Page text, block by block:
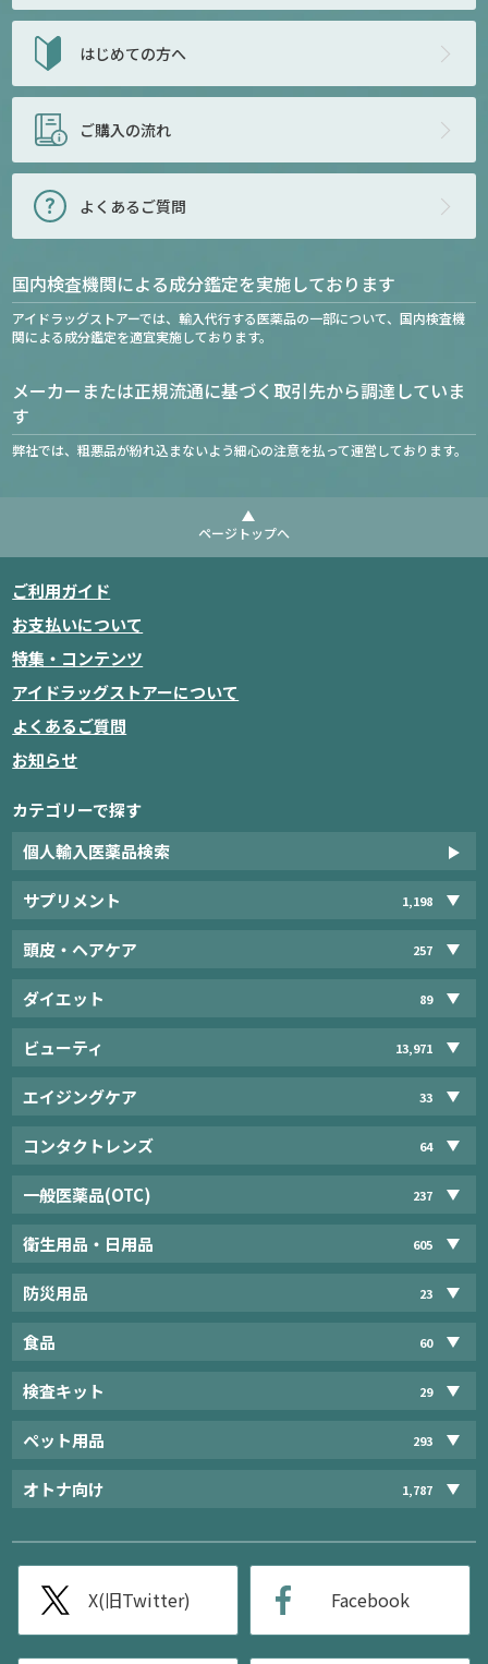
はじめての方へ
ご購入の流れ
よくあるご質問
国内検査機関による成分鑑定を実施しております
アイドラッグストアーでは、輸入代行する医薬品の一部について、国内検査機
関による成分鑑定を適宜実施しております。
メーカーまたは正規流通に基づく取引先から調達していま
す
弊社では、粗悪品が紛れ込まないよう細心の注意を払って運営しております。
ページトップへ
ご利用ガイド
お支払いについて
特集・コンテンツ
アイドラッグストアーについて
よくあるご質問
お知らせ
カテゴリーで探す
個人輸入医薬品検索
サプリメント 1,198
頭皮・ヘアケア 257
ダイエット 89
ビューティ 13,971
エイジングケア 33
コンタクトレンズ 64
一般医薬品(OTC) 237
衛生用品・日用品 605
防災用品 23
食品 60
検査キット 29
ペット用品 293
オトナ向け 1,787
X(旧Twitter) Facebook